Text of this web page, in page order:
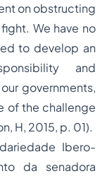
on obstructing
We have no
to develop an
and
governments,
of the challenge
H, 2015, p. 01).
Ibero-
da senadora